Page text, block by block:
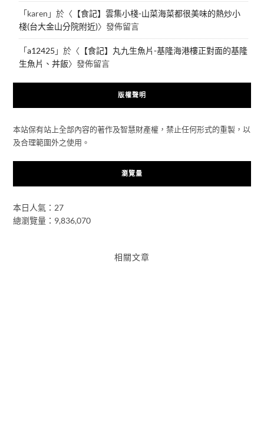
「karen 」於〈 【食記】雲集小棧-山菜海菜都很美味的熱炒小
棧(台大金山分院附近)〉發佈留言
「a12425 」於〈 【食記】丸九生魚片-基隆海港樓正對面的基隆
生魚片、丼飯〉發佈留言
版權聲明
本站保有站上全部內容的著作及智慧財產權，禁止任何形式的重製，以
及合理範圍外之使用。
瀏覽量
本日人氣：27
總瀏覽量：9,836,070
相關文章